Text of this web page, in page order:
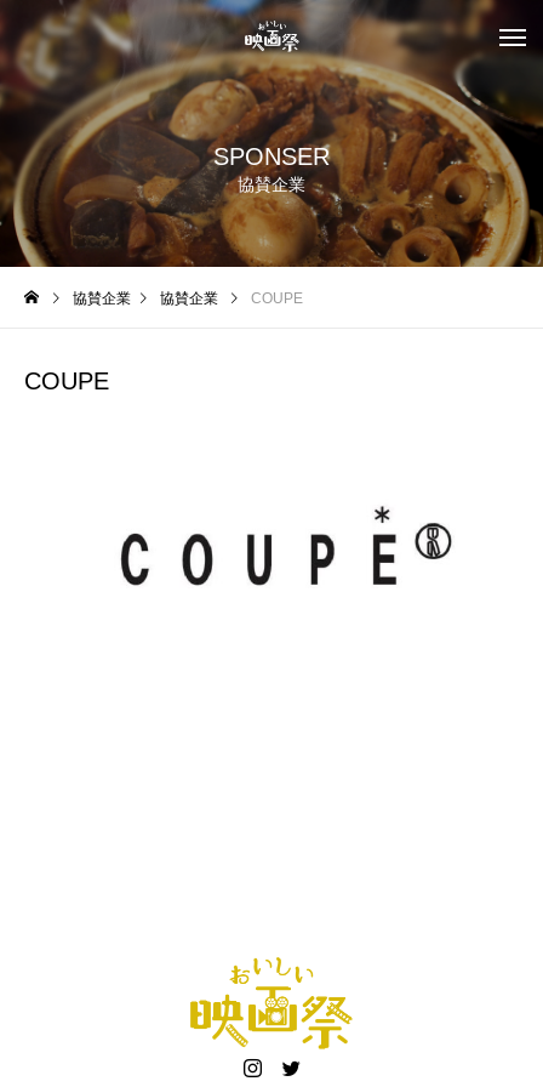
SPONSER
協賛企業
協賛企業 協賛企業 COUPE
COUPE